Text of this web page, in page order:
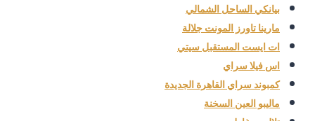
بيانكي الساحل الشمالي
مارينا تاورز المونت جلالة
ات ايست المستقبل سيتي
اس فيلا سراي
كمبوند سراي القاهرة الجديدة
ماليبو العين السخنة